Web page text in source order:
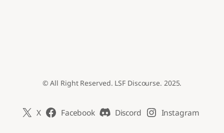
© All Right Reserved. LSF Discourse. 2025.
X Facebook Discord Instagram